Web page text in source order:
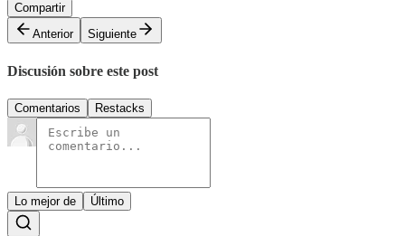
Compartir
Anterior
Siguiente
Discusión sobre este post
Comentarios Restacks
Lo mejor de Último